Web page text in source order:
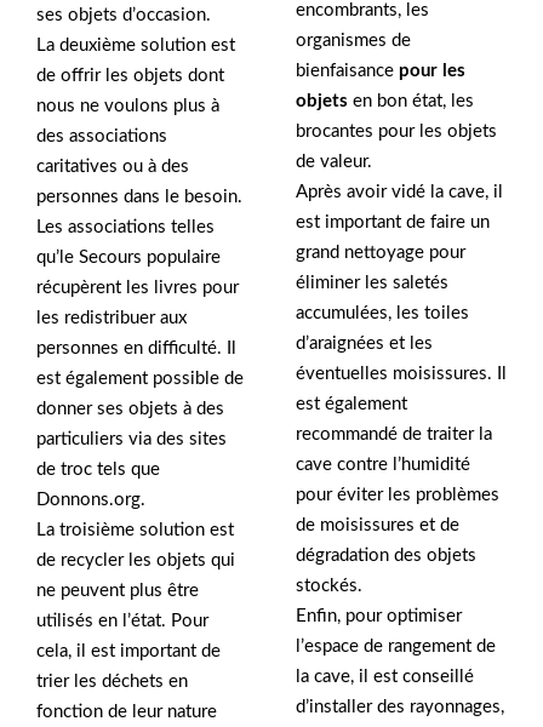
ses objets d’occasion.
La deuxième solution est
de offrir les objets dont
nous ne voulons plus à
des associations
caritatives ou à des
personnes dans le besoin.
Les associations telles
qu’le Secours populaire
récupèrent les livres pour
les redistribuer aux
personnes en difficulté. Il
est également possible de
donner ses objets à des
particuliers via des sites
de troc tels que
Donnons.org.
La troisième solution est
de recycler les objets qui
ne peuvent plus être
utilisés en l’état. Pour
cela, il est important de
trier les déchets en
fonction de leur nature
encombrants, les
organismes de
bienfaisance pour les
objets en bon état, les
brocantes pour les objets
de valeur.
Après avoir vidé la cave, il
est important de faire un
grand nettoyage pour
éliminer les saletés
accumulées, les toiles
d’araignées et les
éventuelles moisissures. Il
est également
recommandé de traiter la
cave contre l’humidité
pour éviter les problèmes
de moisissures et de
dégradation des objets
stockés.
Enfin, pour optimiser
l’espace de rangement de
la cave, il est conseillé
d’installer des rayonnages,